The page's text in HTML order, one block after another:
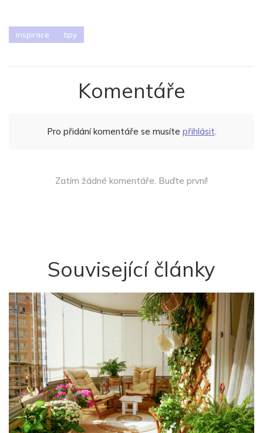
inspirace tipy
Komentáře
Pro přidání komentáře se musíte přihlásit.
Zatím žádné komentáře. Buďte první!
Související články